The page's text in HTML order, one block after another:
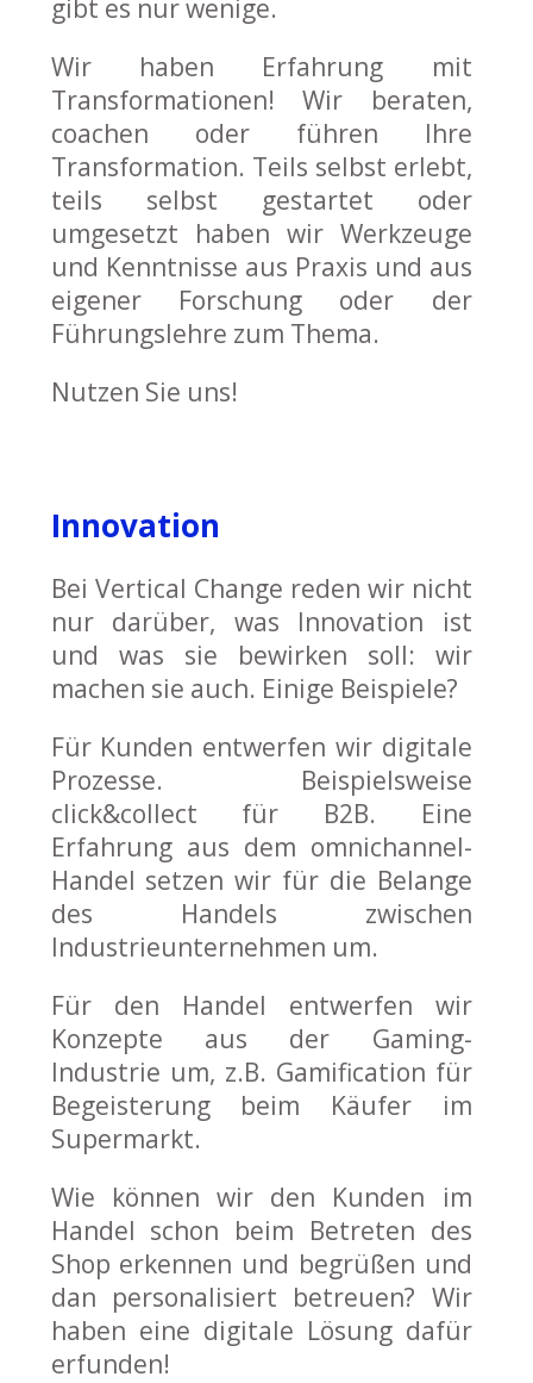
gibt es nur wenige.
Wir haben Erfahrung mit
Transformationen! Wir beraten,
coachen oder führen Ihre
Transformation. Teils selbst erlebt,
teils selbst gestartet oder
umgesetzt haben wir Werkzeuge
und Kenntnisse aus Praxis und aus
eigener Forschung oder der
Führungslehre zum Thema.
Nutzen Sie uns!
Innovation
Bei Vertical Change reden wir nicht
nur darüber, was Innovation ist
und was sie bewirken soll: wir
machen sie auch. Einige Beispiele?
Für Kunden entwerfen wir digitale
Prozesse. Beispielsweise
click&collect für B2B. Eine
Erfahrung aus dem omnichannel-
Handel setzen wir für die Belange
des Handels zwischen
Industrieunternehmen um.
Für den Handel entwerfen wir
Konzepte aus der Gaming-
Industrie um, z.B. Gamification für
Begeisterung beim Käufer im
Supermarkt.
Wie können wir den Kunden im
Handel schon beim Betreten des
Shop erkennen und begrüßen und
dan personalisiert betreuen? Wir
haben eine digitale Lösung dafür
erfunden!